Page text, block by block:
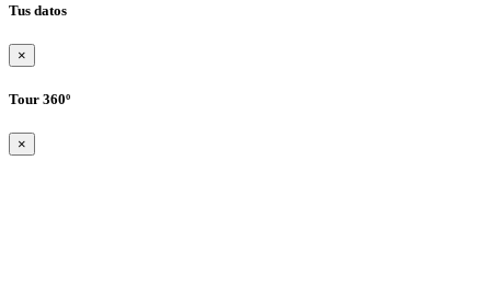
Tus datos
×
Tour 360º
×